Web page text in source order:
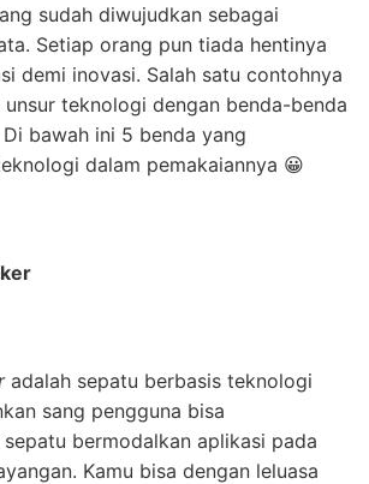
sudah diwujudkan sebagai
Setiap orang pun tiada hentinya
demi inovasi. Salah satu contohnya
unsur teknologi dengan benda-benda
bawah ini 5 benda yang
dalam pemakaiannya 😀
adalah sepatu berbasis teknologi
sang pengguna bisa
bermodalkan aplikasi pada
Kamu bisa dengan leluasa